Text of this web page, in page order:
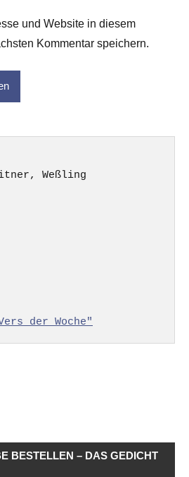
und Website in diesem
Kommentar speichern.
der Woche"
BESTELLEN – DAS GEDICHT